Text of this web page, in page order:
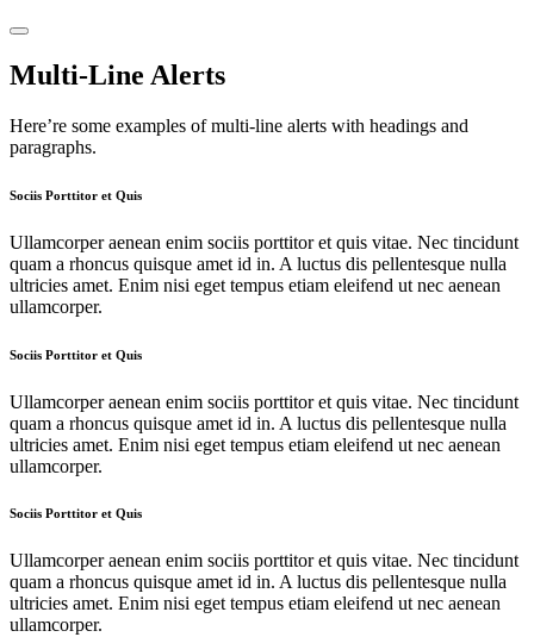
Multi-Line Alerts
Here’re some examples of multi-line alerts with headings and
paragraphs.
Sociis Porttitor et Quis
Ullamcorper aenean enim sociis porttitor et quis vitae. Nec tincidunt
quam a rhoncus quisque amet id in. A luctus dis pellentesque nulla
ultricies amet. Enim nisi eget tempus etiam eleifend ut nec aenean
ullamcorper.
Sociis Porttitor et Quis
Ullamcorper aenean enim sociis porttitor et quis vitae. Nec tincidunt
quam a rhoncus quisque amet id in. A luctus dis pellentesque nulla
ultricies amet. Enim nisi eget tempus etiam eleifend ut nec aenean
ullamcorper.
Sociis Porttitor et Quis
Ullamcorper aenean enim sociis porttitor et quis vitae. Nec tincidunt
quam a rhoncus quisque amet id in. A luctus dis pellentesque nulla
ultricies amet. Enim nisi eget tempus etiam eleifend ut nec aenean
ullamcorper.